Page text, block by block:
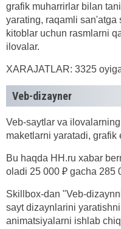
grafik muharrirlar bilan
yarating, raqamli
kitoblar uchun rasmlarni
ilovalar.
XARAJATLAR: 3325
Veb-dizayner
Veb-saytlar va
maketlarni yaratadi, grafik
Bu haqda HH.ru xabar
oladi 25 000 ₽ gacha 285
Skillbox-dan "Veb-
sayt dizaynlarini
animatsiyalarni ishlab